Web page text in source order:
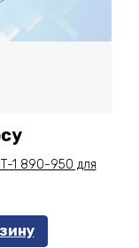
1 890-950 для